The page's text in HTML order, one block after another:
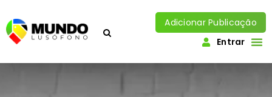
Adicionar Publicação
Entrar